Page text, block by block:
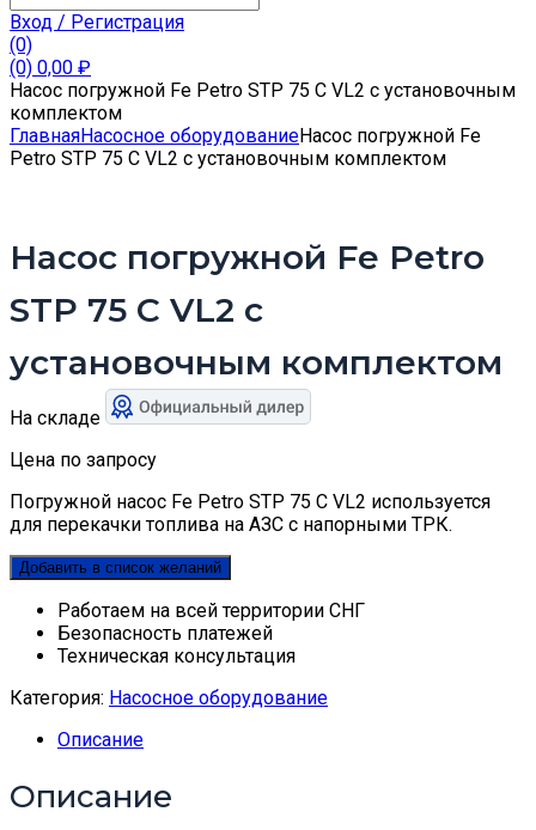
Вход / Регистрация
(0)
(0) 0,00 ₽
Насос погружной Fe Petro STP 75 C VL2 c установочным
комплектом
ГлавнаяНасосное оборудованиеНасос погружной Fe
Petro STP 75 C VL2 c установочным комплектом
Насос погружной Fe Petro
STP 75 C VL2 c
установочным комплектом
На складе
Цена по запросу
Погружной насос Fe Petro STP 75 C VL2 используется
для перекачки топлива на АЗС с напорными ТРК.
Добавить в список желаний
Работаем на всей территории СНГ
Безопасность платежей
Техническая консультация
Категория: Насосное оборудование
Описание
Описание